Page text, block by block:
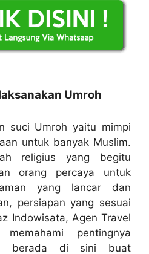
Umroh
suci Umroh yaitu mimpi
untuk banyak Muslim.
religius yang begitu
orang percaya untuk
yang lancar dan
persiapan yang sesuai
Indowisata, Agen Travel
pentingnya
berada di sini buat